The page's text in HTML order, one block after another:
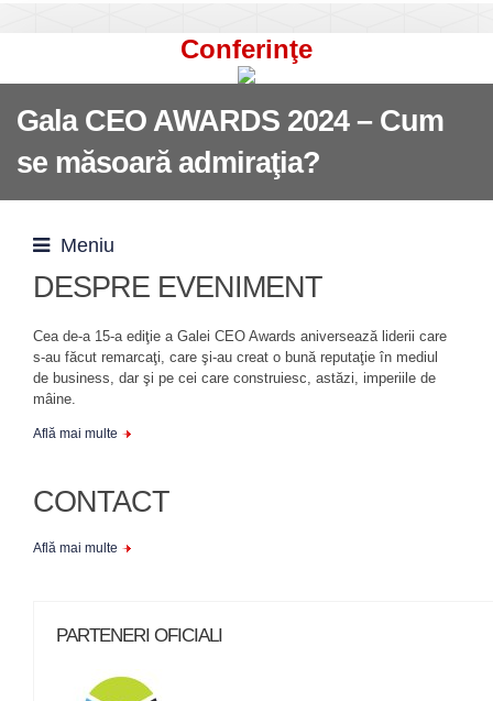
Conferinţe
Gala CEO AWARDS 2024 – Cum
se măsoară admiraţia?
Meniu
DESPRE EVENIMENT
Cea de-a 15-a ediţie a Galei CEO Awards aniversează liderii care
s-au făcut remarcaţi, care şi-au creat o bună reputaţie în mediul
de business, dar şi pe cei care construiesc, astăzi, imperiile de
mâine.
Află mai multe
CONTACT
Află mai multe
PARTENERI OFICIALI